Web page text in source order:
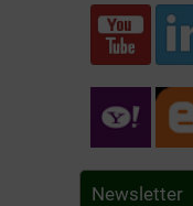
Newsletter